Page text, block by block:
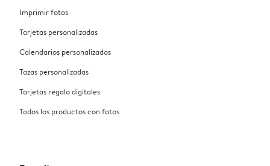
Imprimir fotos
Tarjetas personalizadas
Calendarios personalizados
Tazas personalizadas
Tarjetas regalo digitales
Todos los productos con fotos